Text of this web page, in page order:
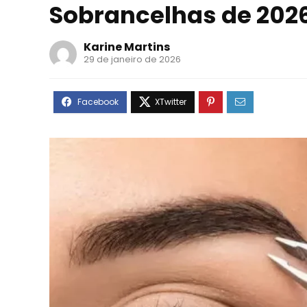
Sobrancelhas de
Karine Martins
29 de janeiro de 2026